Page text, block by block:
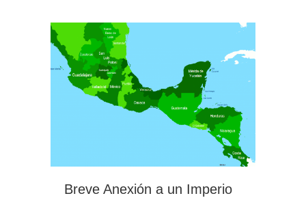
Breve Anexión a un Imperio